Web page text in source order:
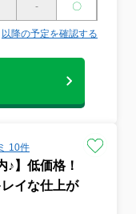
-
〇
以降の予定を確認する
10件
♪】低価格！
イな仕上が